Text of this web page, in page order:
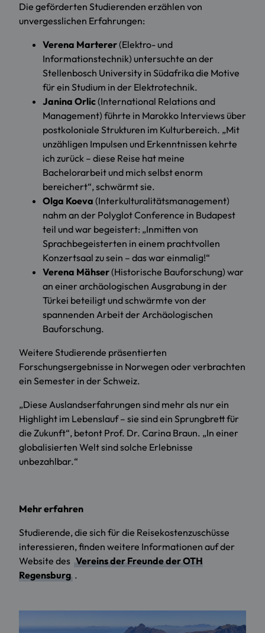
Die geförderten Studierenden erzählen von
unvergesslichen Erfahrungen:
Verena Marterer(Elektro- und
Informationstechnik) untersuchte an der
Stellenbosch University in Südafrika die Motive
für ein Studium in der Elektrotechnik.
Janina Orlic(International Relations and
Management) führte in Marokko Interviews über
postkoloniale Strukturen im Kulturbereich. „Mit
unzähligen Impulsen und Erkenntnissen kehrte
ich zurück – diese Reise hat meine
Bachelorarbeit und mich selbst enorm
bereichert“, schwärmt sie.
Olga Koeva (Interkulturalitätsmanagement)
nahm an der Polyglot Conference in Budapest
teil und war begeistert: „Inmitten von
Sprachbegeisterten in einem prachtvollen
Konzertsaal zu sein – das war einmalig!“
Verena Mähser(Historische Bauforschung) war
an einer archäologischen Ausgrabung in der
Türkei beteiligt und schwärmte von der
spannenden Arbeit der Archäologischen
Bauforschung.
Weitere Studierende präsentierten
Forschungsergebnisse in Norwegen oder verbrachten
ein Semester in der Schweiz.
„Diese Auslandserfahrungen sind mehr als nur ein
Highlight im Lebenslauf – sie sind ein Sprungbrett für
die Zukunft“, betont Prof. Dr. Carina Braun. „In einer
globalisierten Welt sind solche Erlebnisse
unbezahlbar.“
Mehr erfahren
Studierende, die sich für die Reisekostenzuschüsse
interessieren, finden weitere Informationen auf der
Website des Vereins der Freunde der OTH
Regensburg .